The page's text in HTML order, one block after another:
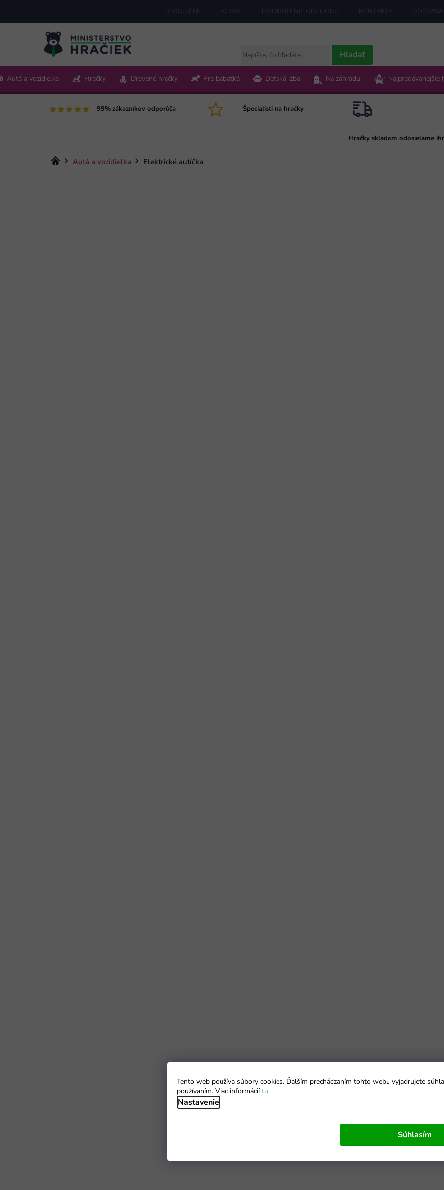
Tento web používa súbory cookies. Ďalším prechádzaním tohto webu vyjadrujete
používaním. Viac informáciítu.
Nastavenie
Súhlasím
obsah
BLOGUJEME O NÁS HODNOTENIE OBCHODU KONTAKTY
Pon-Pia 9:00-15:00
Hľadať
Autá a vozidielka Hračky Drevené hračky Pre bábätká Detská izba Na záhradu Najpredávanejšie
99% zákazníkov odporúča Špecialisti na hračky
Hračky skladom odosielame
Domov
Autá a vozidielka Elektrické autíčka